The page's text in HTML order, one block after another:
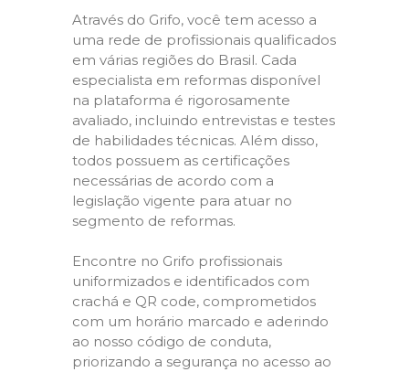
Através do Grifo, você tem acesso a
uma rede de profissionais qualificados
em várias regiões do Brasil. Cada
especialista em reformas disponível
na plataforma é rigorosamente
avaliado, incluindo entrevistas e testes
de habilidades técnicas. Além disso,
todos possuem as certificações
necessárias de acordo com a
legislação vigente para atuar no
segmento de reformas.
Encontre no Grifo profissionais
uniformizados e identificados com
crachá e QR code, comprometidos
com um horário marcado e aderindo
ao nosso código de conduta,
priorizando a segurança no acesso ao